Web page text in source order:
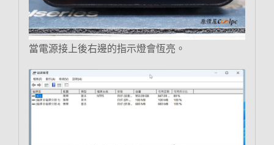
當電源接上後右邊的指示燈會恆亮。